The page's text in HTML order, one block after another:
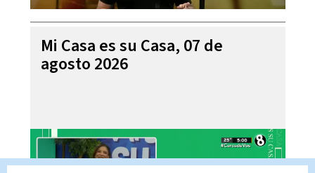
Mi Casa es su Casa, 07 de
agosto 2026